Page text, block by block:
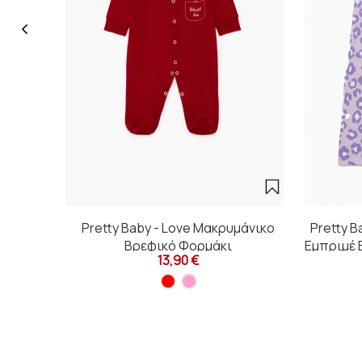
Pretty Baby - Love Μακρυμάνικο
Βρεφικό Φορμάκι
13,90 €
Pretty
Εμπριμέ